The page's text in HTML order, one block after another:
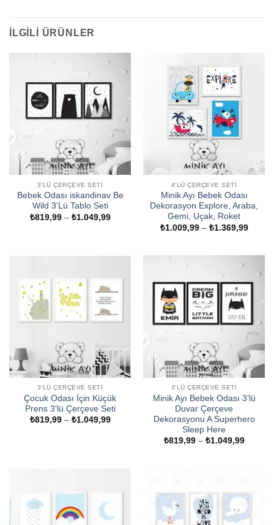
İLGILI ÜRÜNLER
3'LÜ ÇERÇEVE SETI
Bebek Odası iskandinav Be
Wild 3’Lü Tablo Seti
₺819,99 – ₺1.049,99Fiyat
4'LÜ ÇERÇEVE SETI
Minik Ayı Bebek Odası
Dekorasyon Explore, Araba,
Gemi, Uçak, Roket
₺1.009,99 – ₺1.369,99Fiyat
3'LÜ ÇERÇEVE SETI
Çocuk Odası İçin Küçük
Prens 3’lü Çerçeve Seti
₺819,99 – ₺1.049,99Fiyat
3'LÜ ÇERÇEVE SETI
Minik Ayı Bebek Odası 3’lü
Duvar Çerçeve
Dekorasyonu A Superhero
Sleep Here
₺819,99 – ₺1.049,99Fiyat